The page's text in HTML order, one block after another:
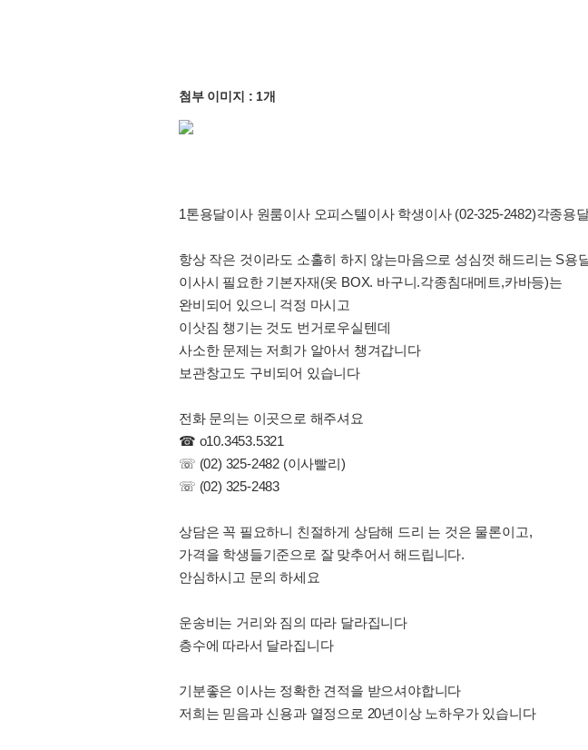
첨부 이미지 : 1개
1톤용달이사 원룸이사 오피스텔이사 학생이사 (02-325-2482)각종용
항상 작은 것이라도 소홀히 하지 않는마음으로 성심껏 해드리는 S용
이사시 필요한 기본자재(옷 BOX. 바구니.각종침대메트,카바등)는
완비되어 있으니 걱정 마시고
이삿짐 챙기는 것도 번거로우실텐데
사소한 문제는 저희가 알아서 챙겨갑니다
보관창고도 구비되어 있습니다
전화 문의는 이곳으로 해주셔요
☎ o10.3453.5321
☏ (02) 325-2482 (이사빨리)
☏ (02) 325-2483
상담은 꼭 필요하니 친절하게 상담해 드리 는 것은 물론이고,
가격을 학생들기준으로 잘 맞추어서 해드립니다.
안심하시고 문의 하세요
운송비는 거리와 짐의 따라 달라집니다
층수에 따라서 달라집니다
기분좋은 이사는 정확한 견적을 받으셔야합니다
저희는 믿음과 신용과 열정으로 20년이상 노하우가 있습니다